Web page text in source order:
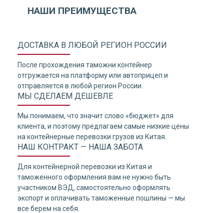
НАШИ ПРЕИМУЩЕСТВА
ДОСТАВКА В ЛЮБОЙ РЕГИОН РОССИИ
После прохождения таможни контейнер
отгружается на платформу или автоприцеп и
отправляется в любой регион России.
МЫ СДЕЛАЕМ ДЕШЕВЛЕ
Мы понимаем, что значит слово «бюджет» для
клиента, и поэтому предлагаем самые низкие цены
на контейнерные перевозки грузов из Китая.
НАШ КОНТРАКТ — НАША ЗАБОТА
Для контейнерной перевозки из Китая и
таможенного оформления вам не нужно быть
участником ВЭД, самостоятельно оформлять
экспорт и оплачивать таможенные пошлины — мы
все берем на себя.